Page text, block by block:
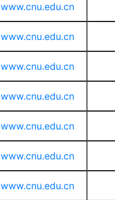
www.cnu.edu.cn
www.cnu.edu.cn
www.cnu.edu.cn
www.cnu.edu.cn
www.cnu.edu.cn
www.cnu.edu.cn
www.cnu.edu.cn